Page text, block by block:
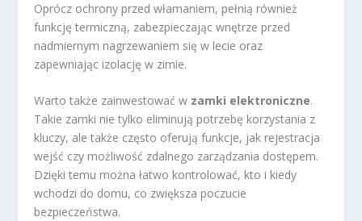
Oprócz ochrony przed włamaniem, pełnią również
funkcję termiczną, zabezpieczając wnętrze przed
nadmiernym nagrzewaniem się w lecie oraz
zapewniając izolację w zimie.
Warto także zainwestować w zamki elektroniczne.
Takie zamki nie tylko eliminują potrzebę korzystania z
kluczy, ale także często oferują funkcje, jak rejestracja
wejść czy możliwość zdalnego zarządzania dostępem.
Dzięki temu można łatwo kontrolować, kto i kiedy
wchodzi do domu, co zwiększa poczucie
bezpieczeństwa.